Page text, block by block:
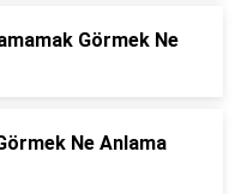
Görmek Ne
Ne Anlama